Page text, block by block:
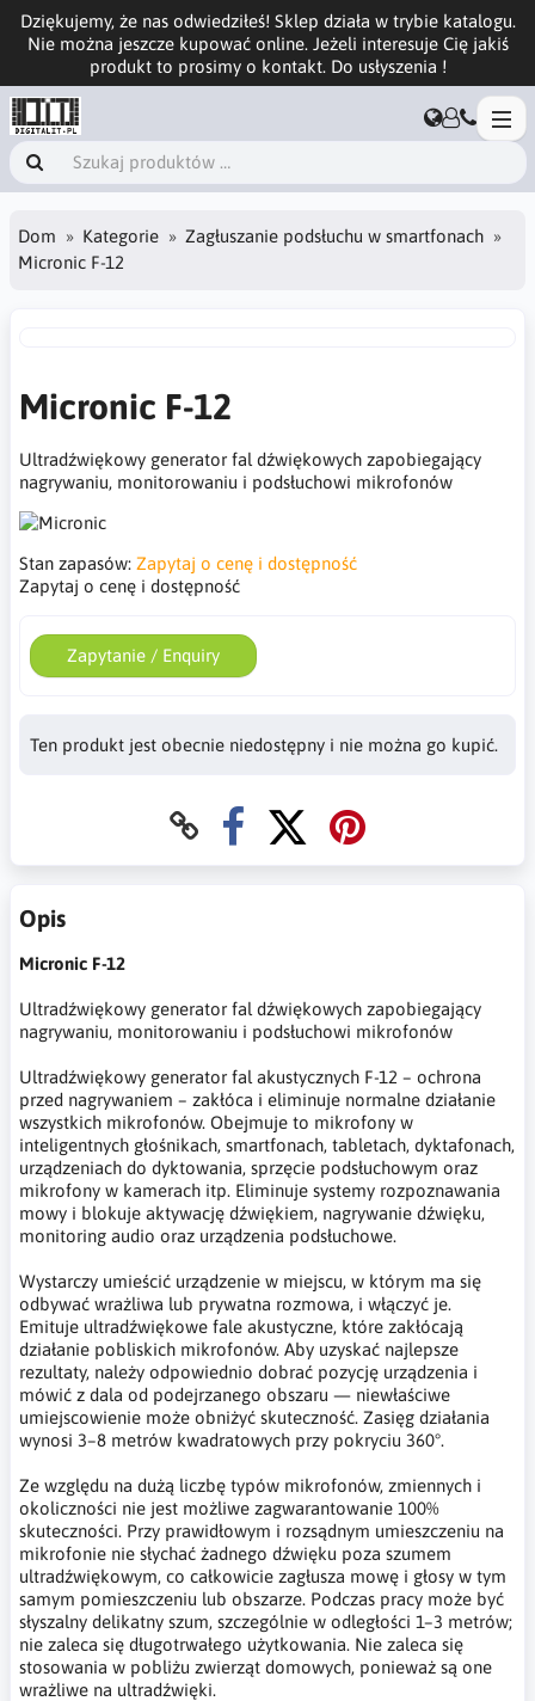
Dziękujemy, że nas odwiedziłeś! Sklep działa w trybie katalogu.
Nie można jeszcze kupować online. Jeżeli interesuje Cię jakiś
produkt to prosimy o kontakt. Do usłyszenia !
Dom Kategorie
Zagłuszanie podsłuchu w smartfonach
Micronic F-12
Micronic F-12
Ultradźwiękowy generator fal dźwiękowych zapobiegający
nagrywaniu, monitorowaniu i podsłuchowi mikrofonów
Stan zapasów: Zapytaj o cenę i dostępność
Zapytaj o cenę i dostępność
Zapytanie / Enquiry
Ten produkt jest obecnie niedostępny i nie można go kupić.
Opis
Micronic F-12
Ultradźwiękowy generator fal dźwiękowych zapobiegający
nagrywaniu, monitorowaniu i podsłuchowi mikrofonów
Ultradźwiękowy generator fal akustycznych F-12 – ochrona
przed nagrywaniem – zakłóca i eliminuje normalne działanie
wszystkich mikrofonów. Obejmuje to mikrofony w
inteligentnych głośnikach, smartfonach, tabletach, dyktafonach,
urządzeniach do dyktowania, sprzęcie podsłuchowym oraz
mikrofony w kamerach itp. Eliminuje systemy rozpoznawania
mowy i blokuje aktywację dźwiękiem, nagrywanie dźwięku,
monitoring audio oraz urządzenia podsłuchowe.
Wystarczy umieścić urządzenie w miejscu, w którym ma się
odbywać wrażliwa lub prywatna rozmowa, i włączyć je.
Emituje ultradźwiękowe fale akustyczne, które zakłócają
działanie pobliskich mikrofonów. Aby uzyskać najlepsze
rezultaty, należy odpowiednio dobrać pozycję urządzenia i
mówić z dala od podejrzanego obszaru — niewłaściwe
umiejscowienie może obniżyć skuteczność. Zasięg działania
wynosi 3–8 metrów kwadratowych przy pokryciu 360°.
Ze względu na dużą liczbę typów mikrofonów, zmiennych i
okoliczności nie jest możliwe zagwarantowanie 100%
skuteczności. Przy prawidłowym i rozsądnym umieszczeniu na
mikrofonie nie słychać żadnego dźwięku poza szumem
ultradźwiękowym, co całkowicie zagłusza mowę i głosy w tym
samym pomieszczeniu lub obszarze. Podczas pracy może być
słyszalny delikatny szum, szczególnie w odległości 1–3 metrów;
nie zaleca się długotrwałego użytkowania. Nie zaleca się
stosowania w pobliżu zwierząt domowych, ponieważ są one
wrażliwe na ultradźwięki.